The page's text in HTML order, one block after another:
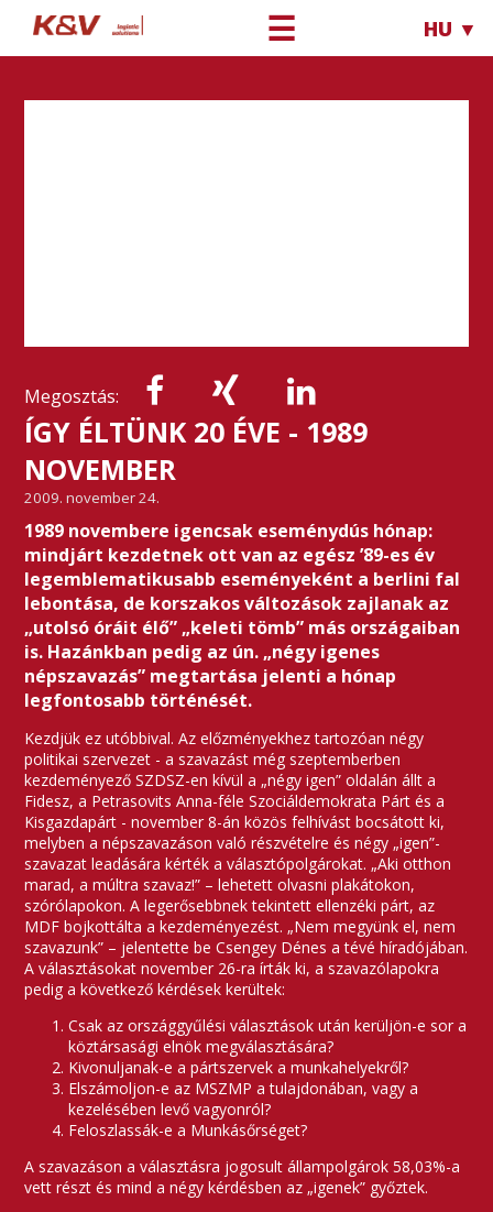
☰ HU ▼
Megosztás:
ÍGY ÉLTÜNK 20 ÉVE - 1989
NOVEMBER
2009. november 24.
1989 novembere igencsak eseménydús hónap:
mindjárt kezdetnek ott van az egész ’89-es év
legemblematikusabb eseményeként a berlini fal
lebontása, de korszakos változások zajlanak az
„utolsó óráit élő” „keleti tömb” más országaiban
is. Hazánkban pedig az ún. „négy igenes
népszavazás” megtartása jelenti a hónap
legfontosabb történését.
Kezdjük ez utóbbival. Az előzményekhez tartozóan négy
politikai szervezet - a szavazást még szeptemberben
kezdeményező SZDSZ-en kívül a „négy igen” oldalán állt a
Fidesz, a Petrasovits Anna-féle Szociáldemokrata Párt és a
Kisgazdapárt - november 8-án közös felhívást bocsátott ki,
melyben a népszavazáson való részvételre és négy „igen”-
szavazat leadására kérték a választópolgárokat. „Aki otthon
marad, a múltra szavaz!” – lehetett olvasni plakátokon,
szórólapokon. A legerősebbnek tekintett ellenzéki párt, az
MDF bojkottálta a kezdeményezést. „Nem megyünk el, nem
szavazunk” – jelentette be Csengey Dénes a tévé híradójában.
A választásokat november 26-ra írták ki, a szavazólapokra
pedig a következő kérdések kerültek:
Csak az országgyűlési választások után kerüljön-e sor a
köztársasági elnök megválasztására?
Kivonuljanak-e a pártszervek a munkahelyekről?
Elszámoljon-e az MSZMP a tulajdonában, vagy a
kezelésében levő vagyonról?
Feloszlassák-e a Munkásőrséget?
A szavazáson a választásra jogosult állampolgárok 58,03%-a
vett részt és mind a négy kérdésben az „igenek” győztek.